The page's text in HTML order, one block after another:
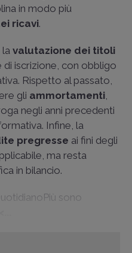
in modo più
ricavi.
valutazione dei titoli
di iscrizione, con obbligo
Rispetto al passato,
gli ammortamenti
negli anni precedenti
Infine, la
pregresse ai fini degli
ma resta
in bilancio.
sono